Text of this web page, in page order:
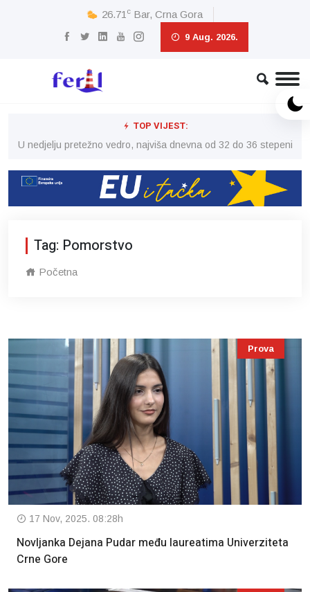
26.71 c Bar, Crna Gora
9 Aug. 2026.
TOP VIJEST:
U nedjelju pretežno vedro, najviša dnevna od 32 do 36 stepeni
Tag: Pomorstvo
Početna
Prova
17 Nov, 2025. 08:28h
Novljanka Dejana Pudar među laureatima Univerziteta
Crne Gore